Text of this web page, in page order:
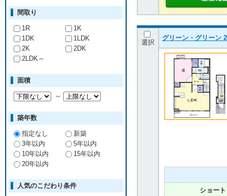
選択
グリーン・グリーン
ショート
間取り
1R
1K
1DK
1LDK
2K
2DK
2LDK～
面積
～
築年数
指定なし
新築
3年以内
5年以内
10年以内
15年以内
20年以内
人気のこだわり条件